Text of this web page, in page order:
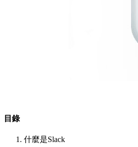
目錄
什麼是Slack